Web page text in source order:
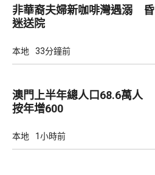
非華裔夫婦新咖啡灣遇溺 昏
迷送院
本地 33分鐘前
澳門上半年總人口68.6萬人
按年增600
本地 1小時前